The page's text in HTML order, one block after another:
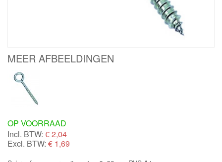
MEER AFBEELDINGEN
OP VOORRAAD
Incl. BTW: €2,04
Excl. BTW: € 1,69